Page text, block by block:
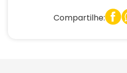
Compartilhe: